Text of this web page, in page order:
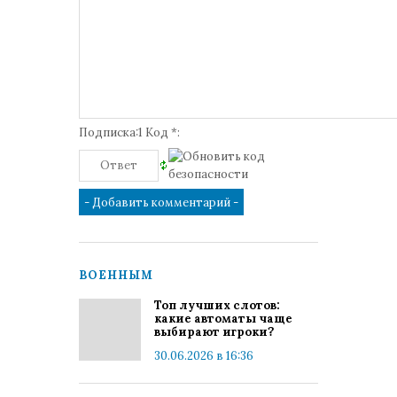
Подписка:1 Код *:
ВОЕННЫМ
Топ лучших слотов:
какие автоматы чаще
выбирают игроки?
30.06.2026 в 16:36